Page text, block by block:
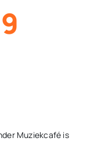
Muziekcafé is